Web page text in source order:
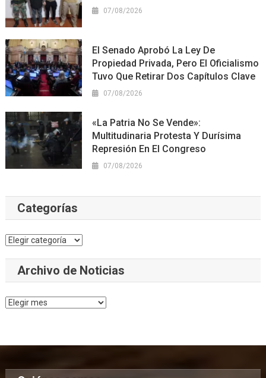
07/08/2026
El Senado Aprobó La Ley De
Propiedad Privada, Pero El Oficialismo
Tuvo Que Retirar Dos Capítulos Clave
07/08/2026
«La Patria No Se Vende»:
Multitudinaria Protesta Y Durísima
Represión En El Congreso
07/08/2026
Categorías
Categorías
Archivo de Noticias
Archivo